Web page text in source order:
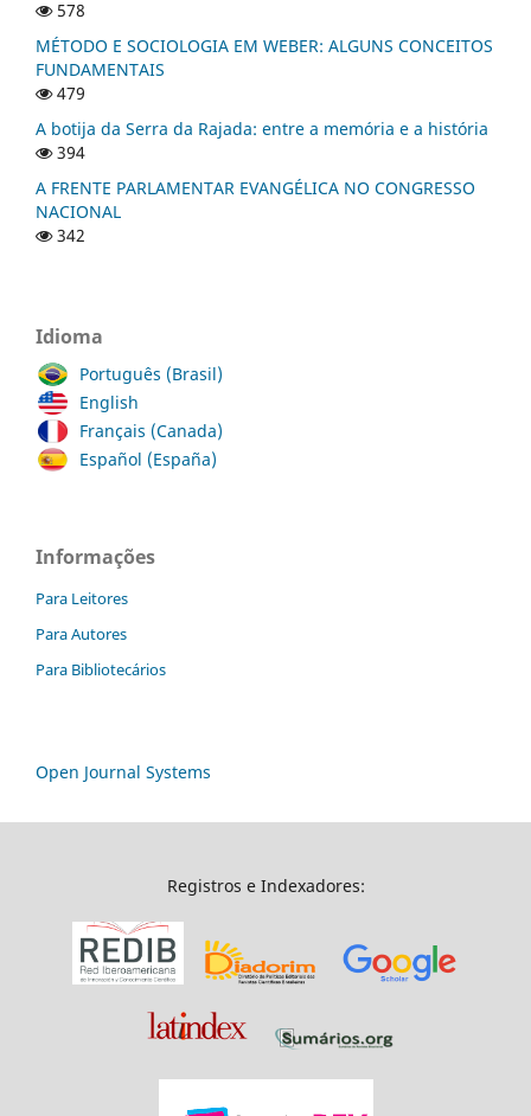
578
MÉTODO E SOCIOLOGIA EM WEBER: ALGUNS CONCEITOS
FUNDAMENTAIS
479
A botija da Serra da Rajada: entre a memória e a história
394
A FRENTE PARLAMENTAR EVANGÉLICA NO CONGRESSO
NACIONAL
342
Idioma
Português (Brasil)
English
Français (Canada)
Español (España)
Informações
Para Leitores
Para Autores
Para Bibliotecários
Open Journal Systems
Registros e Indexadores: